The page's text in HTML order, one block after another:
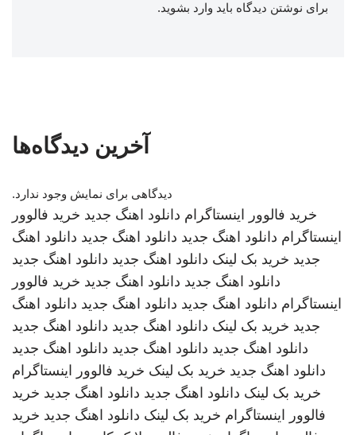
برای نوشتن دیدگاه باید وارد بشوید.
آخرین دیدگاه‌ها
دیدگاهی برای نمایش وجود ندارد.
خرید فالوور اینستاگرام دانلود اهنگ جدید خرید فالوور
اینستاگرام دانلود اهنگ جدید دانلود اهنگ جدید دانلود اهنگ
جدید خرید بک لینک دانلود اهنگ جدید دانلود اهنگ جدید
دانلود اهنگ جدید دانلود اهنگ جدید خرید فالوور
اینستاگرام دانلود اهنگ جدید دانلود اهنگ جدید دانلود اهنگ
جدید خرید بک لینک دانلود اهنگ جدید دانلود اهنگ جدید
دانلود اهنگ جدید دانلود اهنگ جدید دانلود اهنگ جدید
دانلود اهنگ جدید خرید بک لینک خرید فالوور اینستاگرام
خرید بک لینک دانلود اهنگ جدید دانلود اهنگ جدید خرید
فالوور اینستاگرام خرید بک لینک دانلود اهنگ جدید خرید